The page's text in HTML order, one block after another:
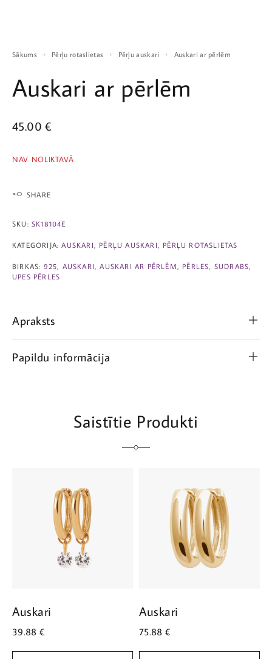
Sākums Pērļu rotaslietas Pērļu auskari Auskari ar pērlēm
Auskari ar pērlēm
45.00€
NAV NOLIKTAVĀ
SHARE
SKU: SK18104E
KATEGORIJA:AUSKARI PĒRĻU AUSKARI PĒRĻU ROTASLIETAS
BIRKAS: 925 AUSKARI ,AUSKARI AR PĒRLĒM PĒRLES SUDRABS
UPES PĒRLES
Apraksts
Papildu informācija
Saistītie Produkti
Auskari
39.88 €
Auskari
75.88 €